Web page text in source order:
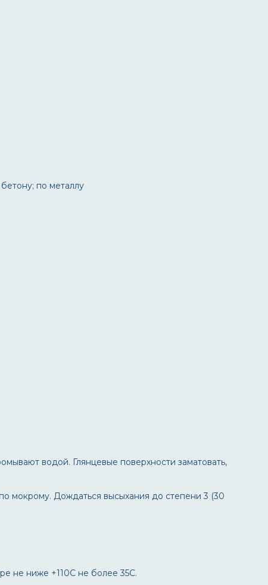
по металлу
водой. Глянцевые поверхности заматовать,
мокрому. Дождаться высыхания до степени 3 (30
не ниже +110С не более 35С.